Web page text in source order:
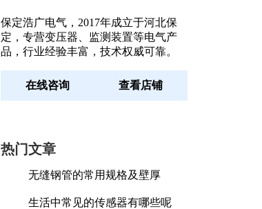
保定浩广电气，2017年成立于河北保
定，专营变压器、监测装置等电气产
品，行业经验丰富，技术权威可靠。
在线咨询 查看店铺
热门文章
无缝钢管的常用规格及壁厚
生活中常见的传感器有哪些呢